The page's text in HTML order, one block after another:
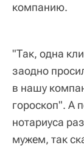
компанию.
"Так, одна
заодно
в нашу
гороскоп". А
нотариуса
мужем, так